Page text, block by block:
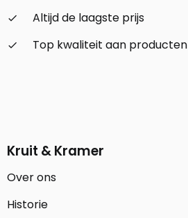
check_small
Altijd de laagste prijs
check_small
Top kwaliteit aan producten
Kruit & Kramer
Over ons
Historie